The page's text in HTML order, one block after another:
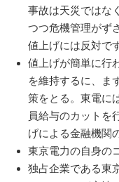
事故は天災ではな
つつ危機管理がず
値上げには反対で
値上げが簡単に行
を維持するに、ま
策をとる。東電に
員給与のカットを
げによる金融機関
東京電力の自身の
独占企業である東